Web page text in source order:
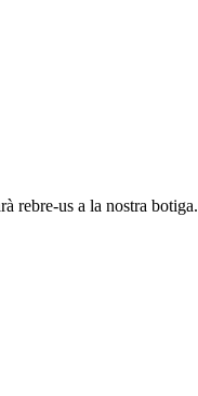
rebre-us a la nostra botiga.